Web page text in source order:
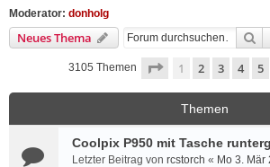
Moderator: donholg
Neues Thema
3105 Themen Seite 1von 156
1 2 3 4 5
Themen
Coolpix P950 mit Tasche
Letzter Beitrag von rcstorch « Mo 3. Mär